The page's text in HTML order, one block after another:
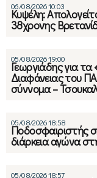
06/08/2026 10:03
Κυψέλη:
38χρονης
05/08/2026 19:00
Γεωργιάδης για
Διαφάνειας του
σύννομα –
05/08/2026 18:58
Ποδοσφαιριστής
διάρκεια αγώνα
05/08/2026 18:57